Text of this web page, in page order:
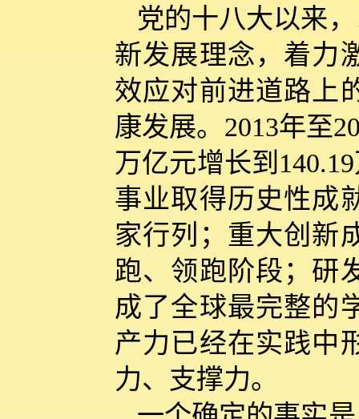
党的十八大以来
新发展理念，着力
效应对前进道路上
康发展。2013年至
万亿元增长到
事业取得历史性成
家行列；重大创新
跑、领跑阶段；研
成了全球最完整的
产力已经在实践中
力、支撑力。